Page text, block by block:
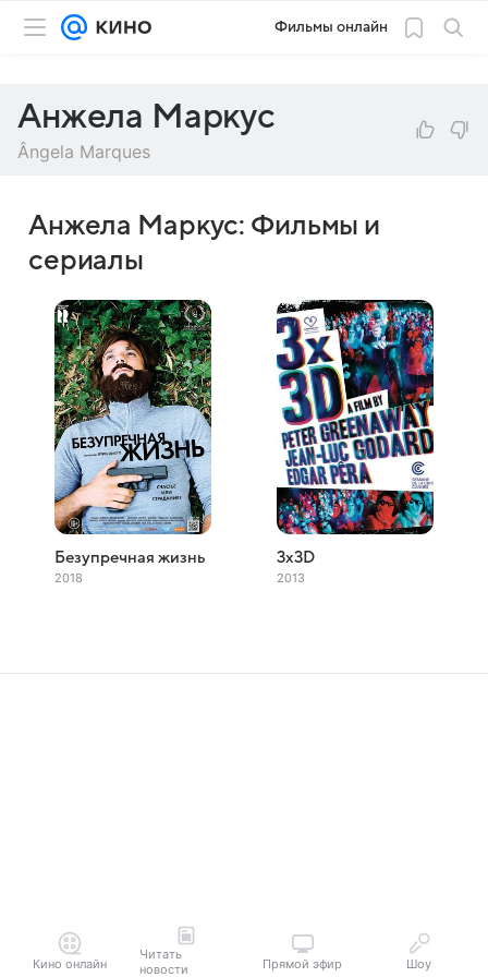
Фильмы онлайн
Анжела Маркус
Ângela Marques
Анжела Маркус: Фильмы и
сериалы
Безупречная жизнь
2018
3x3D
2013
Кино онлайн
Читать
новости
Прямой эфир Шоу